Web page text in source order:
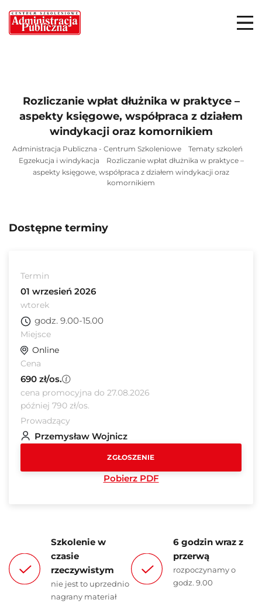
Rozliczanie wpłat dłużnika w praktyce –
aspekty księgowe, współpraca z działem
windykacji oraz komornikiem
Administracja Publiczna - Centrum Szkoleniowe
Tematy szkoleń
Egzekucja i windykacja
Rozliczanie wpłat dłużnika w praktyce –
aspekty księgowe, współpraca z działem windykacji oraz
komornikiem
Dostępne terminy
Termin
01 wrzesień 2026
wtorek
godz. 9.00-15.00
Miejsce
Online
Cena
690 zł/os.
cena promocyjna do 27.08.2026
później 790 zł/os.
Prowadzący
Przemysław Wojnicz
ZGŁOSZENIE
Pobierz PDF
Szkolenie w
czasie
rzeczywistym
nie jest to uprzednio
nagrany materiał
6 godzin wraz z
przerwą
rozpoczynamy o
godz. 9.00